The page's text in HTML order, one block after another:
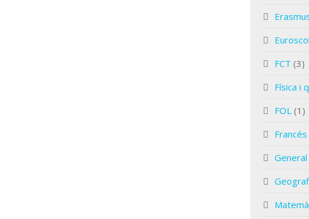
FCT (3)
Física i
FOL (1)
Francés
General